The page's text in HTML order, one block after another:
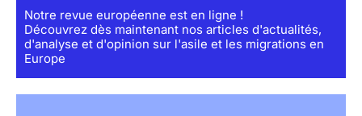
Notre revue européenne est en ligne !
Découvrez dès maintenant nos articles d'actualités,
d'analyse et d'opinion sur l'asile et les migrations en
Europe